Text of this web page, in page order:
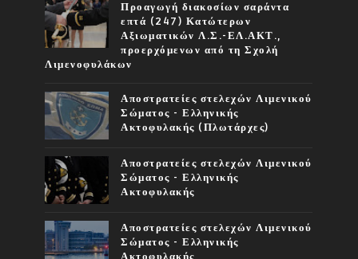
Προαγωγή διακοσίων σαράντα
επτά (247) Κατώτερων
Αξιωματικών Λ.Σ.-ΕΛ.ΑΚΤ.,
προερχόμενων από τη Σχολή
Λιμενοφυλάκων
Αποστρατείες στελεχών Λιμενικού
Σώματος - Ελληνικής
Ακτοφυλακής (Πλωτάρχες)
Αποστρατείες στελεχών Λιμενικού
Σώματος - Ελληνικής
Ακτοφυλακής
Αποστρατείες στελεχών Λιμενικού
Σώματος - Ελληνικής